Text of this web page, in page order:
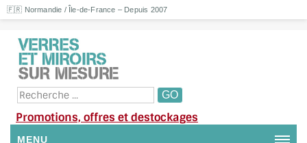
🇫🇷 Normandie / Île-de-France – Depuis 2007
Promotions, offres et destockages
MENU